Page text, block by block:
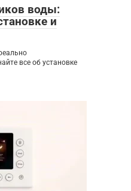
воды:
и
все об установке